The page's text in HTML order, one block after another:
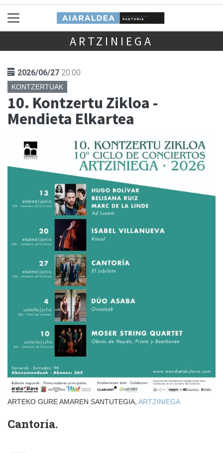
ARTZINIEGA
2026/06/27 20:00
KONTZERTUAK
10. Kontzertu Zikloa -
Mendieta Elkartea
ARTEKO GURE AMAREN SANTUTEGIA, ARTZINIEGA
Cantoría.